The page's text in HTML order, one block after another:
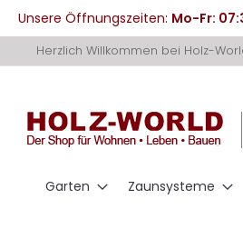
Unsere Öffnungszeiten: Mo-Fr:
zum
Herzlich Willkommen bei Holz-
Garten Zaunsysteme